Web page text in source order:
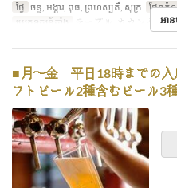
ថ្ងៃ ចន្ទ, អង្គារ, ពុធ, ព្រហស្បតិ៍, សុក្រ ដែនកំ
ប្រភេទកន្រ្ត័តាំង
テーブル, カウンターអាន
■月〜金 平日18時までの入
フトビール2種含むビール3